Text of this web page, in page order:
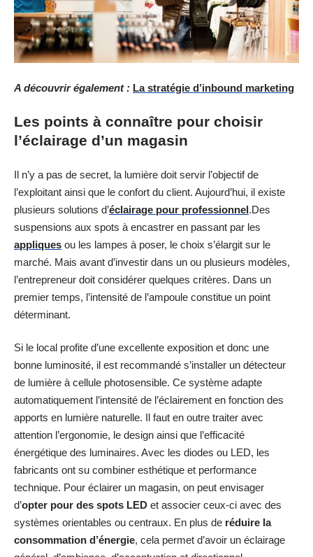
A découvrir également : La stratégie d’inbound marketing
Les points à connaître pour choisir
l’éclairage d’un magasin
Il n’y a pas de secret, la lumière doit servir l’objectif de
l’exploitant ainsi que le confort du client. Aujourd’hui, il existe
plusieurs solutions d’éclairage pour professionnel.Des
suspensions aux spots à encastrer en passant par les
appliques ou les lampes à poser, le choix s’élargit sur le
marché. Mais avant d’investir dans un ou plusieurs modèles,
l’entrepreneur doit considérer quelques critères. Dans un
premier temps, l’intensité de l’ampoule constitue un point
déterminant.
Si le local profite d’une excellente exposition et donc une
bonne luminosité, il est recommandé s’installer un détecteur
de lumière à cellule photosensible. Ce système adapte
automatiquement l’intensité de l’éclairement en fonction des
apports en lumière naturelle. Il faut en outre traiter avec
attention l’ergonomie, le design ainsi que l’efficacité
énergétique des luminaires. Avec les diodes ou LED, les
fabricants ont su combiner esthétique et performance
technique. Pour éclairer un magasin, on peut envisager
d’opter pour des spots LED et associer ceux-ci avec des
systèmes orientables ou centraux. En plus de réduire la
consommation d’énergie, cela permet d’avoir un éclairage